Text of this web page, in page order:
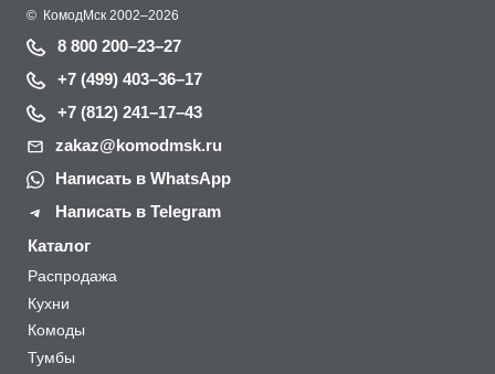
© КомодМск 2002–2026
8 800 200–23–27
+7 (499) 403–36–17
+7 (812) 241–17–43
zakaz@komodmsk.ru
Написать в WhatsApp
Написать в Telegram
Каталог
Распродажа
Кухни
Комоды
Тумбы